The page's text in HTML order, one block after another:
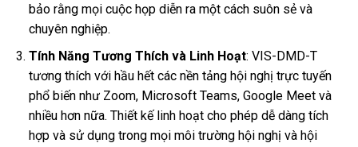
bảo rằng mọi cuộc họp diễn ra một cách suôn sẻ và
chuyên nghiệp.
Tính Năng Tương Thích và Linh Hoạt: VIS-DMD-T
tương thích với hầu hết các nền tảng hội nghị trực tuyến
phổ biến như Zoom, Microsoft Teams, Google Meet và
nhiều hơn nữa. Thiết kế linh hoạt cho phép dễ dàng tích
hợp và sử dụng trong mọi môi trường hội nghị và hội